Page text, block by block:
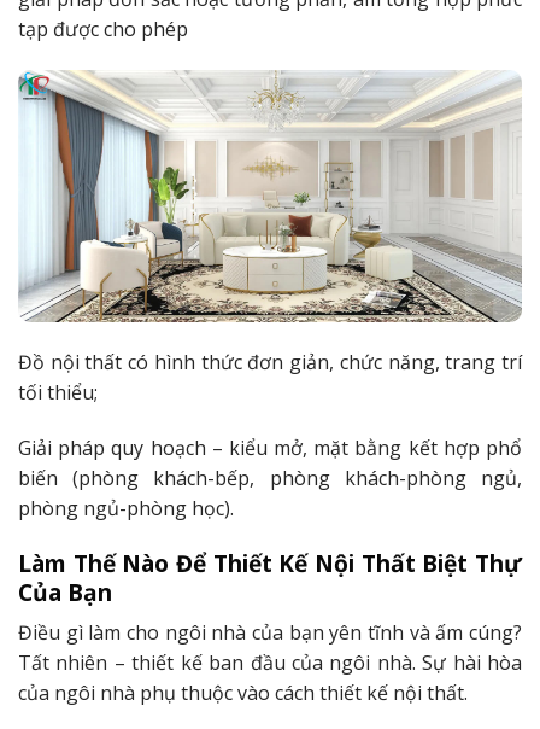
tạp được cho phép
Đồ nội thất có hình thức đơn giản, chức năng, trang trí
tối thiểu;
Giải pháp quy hoạch – kiểu mở, mặt bằng kết hợp phổ
biến (phòng khách-bếp, phòng khách-phòng ngủ,
phòng ngủ-phòng học).
Làm Thế Nào Để Thiết Kế Nội Thất Biệt Thự
Của Bạn
Điều gì làm cho ngôi nhà của bạn yên tĩnh và ấm cúng?
Tất nhiên – thiết kế ban đầu của ngôi nhà. Sự hài hòa
của ngôi nhà phụ thuộc vào cách thiết kế nội thất.